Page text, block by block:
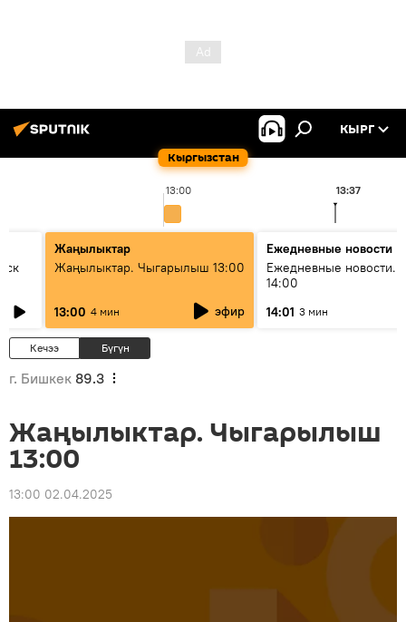
Кыргызстан
КЫРГ
13:00 13:37
Жаңылыктар
Жаңылыктар. Чыгарылыш 13:00
13:00 4 мин эфир
Ежедневные новости
Ежедневные новости.
14:00
14:01 3 мин
Кечээ Бүгүн
г. Бишкек 89.3
Жаңылыктар. Чыгарылыш
13:00
13:00 02.04.2025